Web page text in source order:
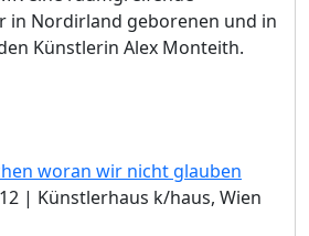
in Nordirland geborenen und in
Künstlerin Alex Monteith.
woran wir nicht glauben
| Künstlerhaus k/haus, Wien